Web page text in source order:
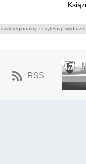
dział regionalny z czytelnią
RSS